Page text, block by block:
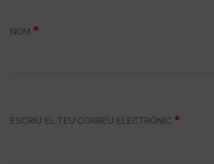
NOM
ESCRIU EL TEU CORREU ELECTRÒNIC